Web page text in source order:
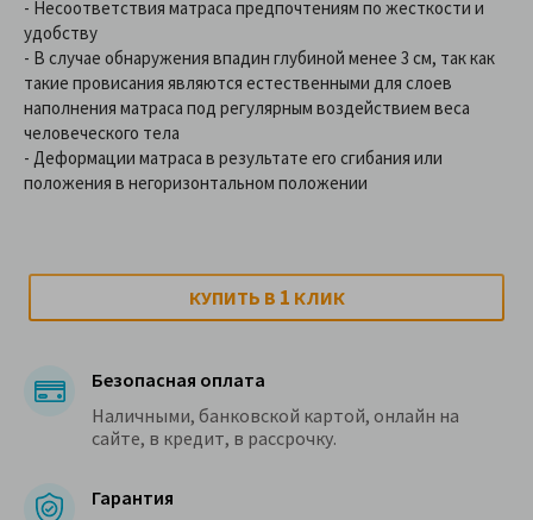
- Несоответствия матраса предпочтениям по жесткости и
удобству
- В случае обнаружения впадин глубиной менее 3 см, так как
такие провисания являются естественными для слоев
наполнения матраса под регулярным воздействием веса
человеческого тела
- Деформации матраса в результате его сгибания или
положения в негоризонтальном положении
КУПИТЬ В 1 КЛИК
Безопасная оплата
Наличными, банковской картой, онлайн на
сайте, в кредит, в рассрочку.
Гарантия